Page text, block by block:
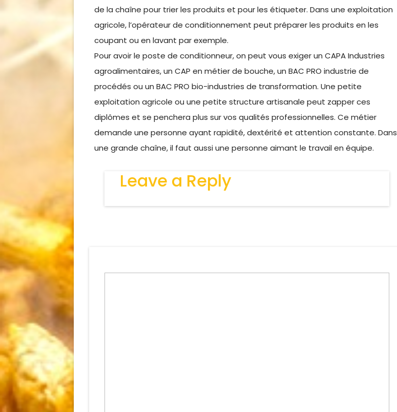
de la chaîne pour trier les produits et pour les étiqueter. Dans une exploitation
agricole, l’opérateur de conditionnement peut préparer les produits en les
coupant ou en lavant par exemple.
Pour avoir le poste de conditionneur, on peut vous exiger un CAPA Industries
agroalimentaires, un CAP en métier de bouche, un BAC PRO industrie de
procédés ou un BAC PRO bio-industries de transformation. Une petite
exploitation agricole ou une petite structure artisanale peut zapper ces
diplômes et se penchera plus sur vos qualités professionnelles. Ce métier
demande une personne ayant rapidité, dextérité et attention constante. Dans
une grande chaîne, il faut aussi une personne aimant le travail en équipe.
Leave a Reply